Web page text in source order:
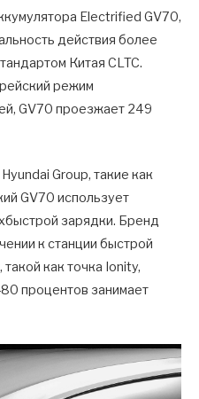
Electrified GV70,
действия более
Китая CLTC.
режим
GV70 проезжает 249
Group, такие как
GV70 использует
зарядки. Бренд
к станции быстрой
как точка Ionity,
процентов занимает